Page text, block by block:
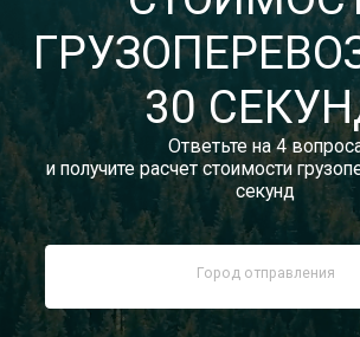
8
Звонок по
30
Ответьте на 4
и получите расчет стоимости
секунд